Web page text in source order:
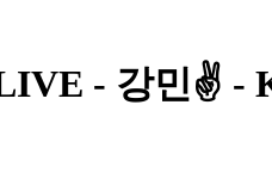
- 강민✌️ -